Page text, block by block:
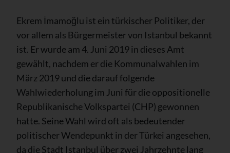
Ekrem İmamoğlu ist ein türkischer Politiker, der
vor allem als Bürgermeister von Istanbul bekannt
ist. Er wurde am 4. Juni 2019 in dieses Amt
gewählt, nachdem er die Kommunalwahlen im
März 2019 und die darauf folgende
Wahlwiederholung im Juni für die oppositionelle
Republikanische Volkspartei (CHP) gewonnen
hatte. Seine Wahl wird oft als bedeutender
politischer Wendepunkt in der Türkei angesehen,
da die Stadt Istanbul über zwei Jahrzehnte lang